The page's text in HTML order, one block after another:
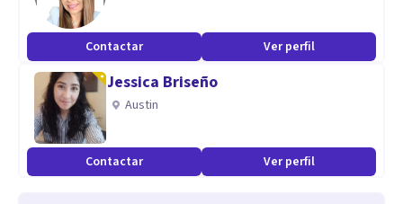
Contactar Ver perfil
Jessica Briseño
Austin
Contactar Ver perfil